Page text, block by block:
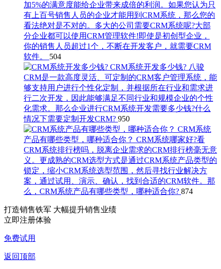
加5%的满意度能给企业带来成倍的利润。如果您认为只
有上百号销售人员的企业才能用到CRM系统，那么您的
看法绝对是不对的。多大的公司需要CRM系统呢?大部
分企业都可以使用CRM管理软件!即使是初创型企业，
你的销售人员超过1个，不断在开发客户，就需要CRM
软件。
504
CRM系统开发多少钱? 八骏
CRM是一款高度灵活、可定制的CRM客户管理系统，能
够支持用户进行个性化定制，并根据所在行业和需求进
行二次开发，因此能够满足不同行业和规模企业的个性
化需求。那么企业进行CRM系统开发需要多少钱?什么
情况下需要定制开发CRM? 950
CRM系统
产品有哪些类型，哪种适合你？ CRM系统哪家好?看
CRM系统排行榜吗，脱离企业需求的CRM排行榜毫无意
义。更成熟的CRM选型方式是通过CRM系统产品类型的
锁定，缩小CRM系统选型范围，然后寻找行业解决方
案，通过试用、演示、确认，找到合适的CRM软件。那
么，CRM系统产品有哪些类型，哪种适合你? 874
打造销售铁军 大幅提升销售业绩
立即注册体验
免费试用
返回顶部